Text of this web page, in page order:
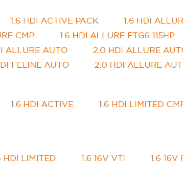
1.6 HDI ACTIVE PACK
1.6 HDI
CMP
1.6 HDI ALLURE ETG6 115HP
ALLURE AUTO
2.0 HDI ALLURE
FELINE AUTO 2.0 HDI ALLURE
1.6 HDI ACTIVE 1.6 HDI LIMITED
HDI LIMITED 1.6 16V VTI
1.6 16V